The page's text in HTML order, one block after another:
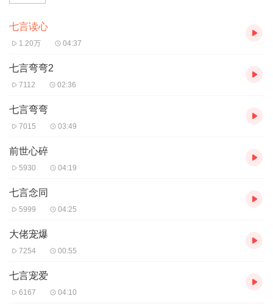
七言读心
1.20万 04:37
七言弯弯2
7112 02:36
七言弯弯
7015 03:49
前世心碎
5930 04:19
七言念同
5999 04:25
大佬宠爆
7254 00:55
七言宠爱
6167 04:10